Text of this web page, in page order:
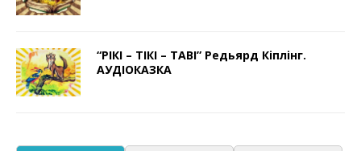
“РІКІ – ТІКІ – ТАВІ” Редьярд Кіплінг.
АУДІОКАЗКА